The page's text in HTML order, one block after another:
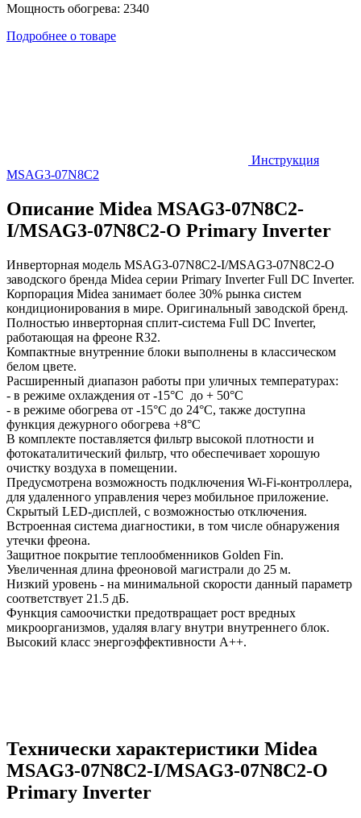
Мощность обогрева: 2340
Подробнее о товаре
Инструкция
MSAG3-07N8C2
Описание Midea MSAG3-07N8C2-
I/MSAG3-07N8C2-O Primary Inverter
Инверторная модель MSAG3-07N8C2-I/MSAG3-07N8C2-O
заводского бренда Midea серии Primary Inverter Full DC Inverter.
Корпорация Midea занимает более 30% рынка систем
кондиционирования в мире. Оригинальный заводской бренд.
Полностью инверторная сплит-система Full DC Inverter,
работающая на фреоне R32.
Компактные внутренние блоки выполнены в классическом
белом цвете.
Расширенный диапазон работы при уличных температурах:
- в режиме охлаждения от -15°С до + 50°С
- в режиме обогрева от -15°С до 24°С, также доступна
функция дежурного обогрева +8°С
В комплекте поставляется фильтр высокой плотности и
фотокаталитический фильтр, что обеспечивает хорошую
очистку воздуха в помещении.
Предусмотрена возможность подключения Wi-Fi-контроллера,
для удаленного управления через мобильное приложение.
Скрытый LED-дисплей, с возможностью отключения.
Встроенная система диагностики, в том числе обнаружения
утечки фреона.
Защитное покрытие теплообменников Golden Fin.
Увеличенная длина фреоновой магистрали до 25 м.
Низкий уровень - на минимальной скорости данный параметр
соответствует 21.5 дБ.
Функция самоочистки предотвращает рост вредных
микроорганизмов, удаляя влагу внутри внутреннего блок.
Высокий класс энергоэффективности А++.
Технически характеристики Midea
MSAG3-07N8C2-I/MSAG3-07N8C2-O
Primary Inverter